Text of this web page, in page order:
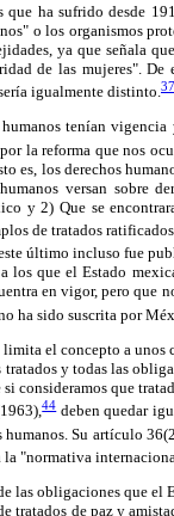
ha sufrido desde
o los organismos
ya que señala
de las mujeres".
igualmente distinto.37
tenían
la reforma que nos
es, los derechos
versan sobre
y 2) Que se
de tratados
último incluso fue
los que el Estado
en vigor, pero que
ha sido suscrita por
el concepto a unos
y todas las
que
44deben quedar
humanos. Su artículo
"normativa
las obligaciones que el
de paz y